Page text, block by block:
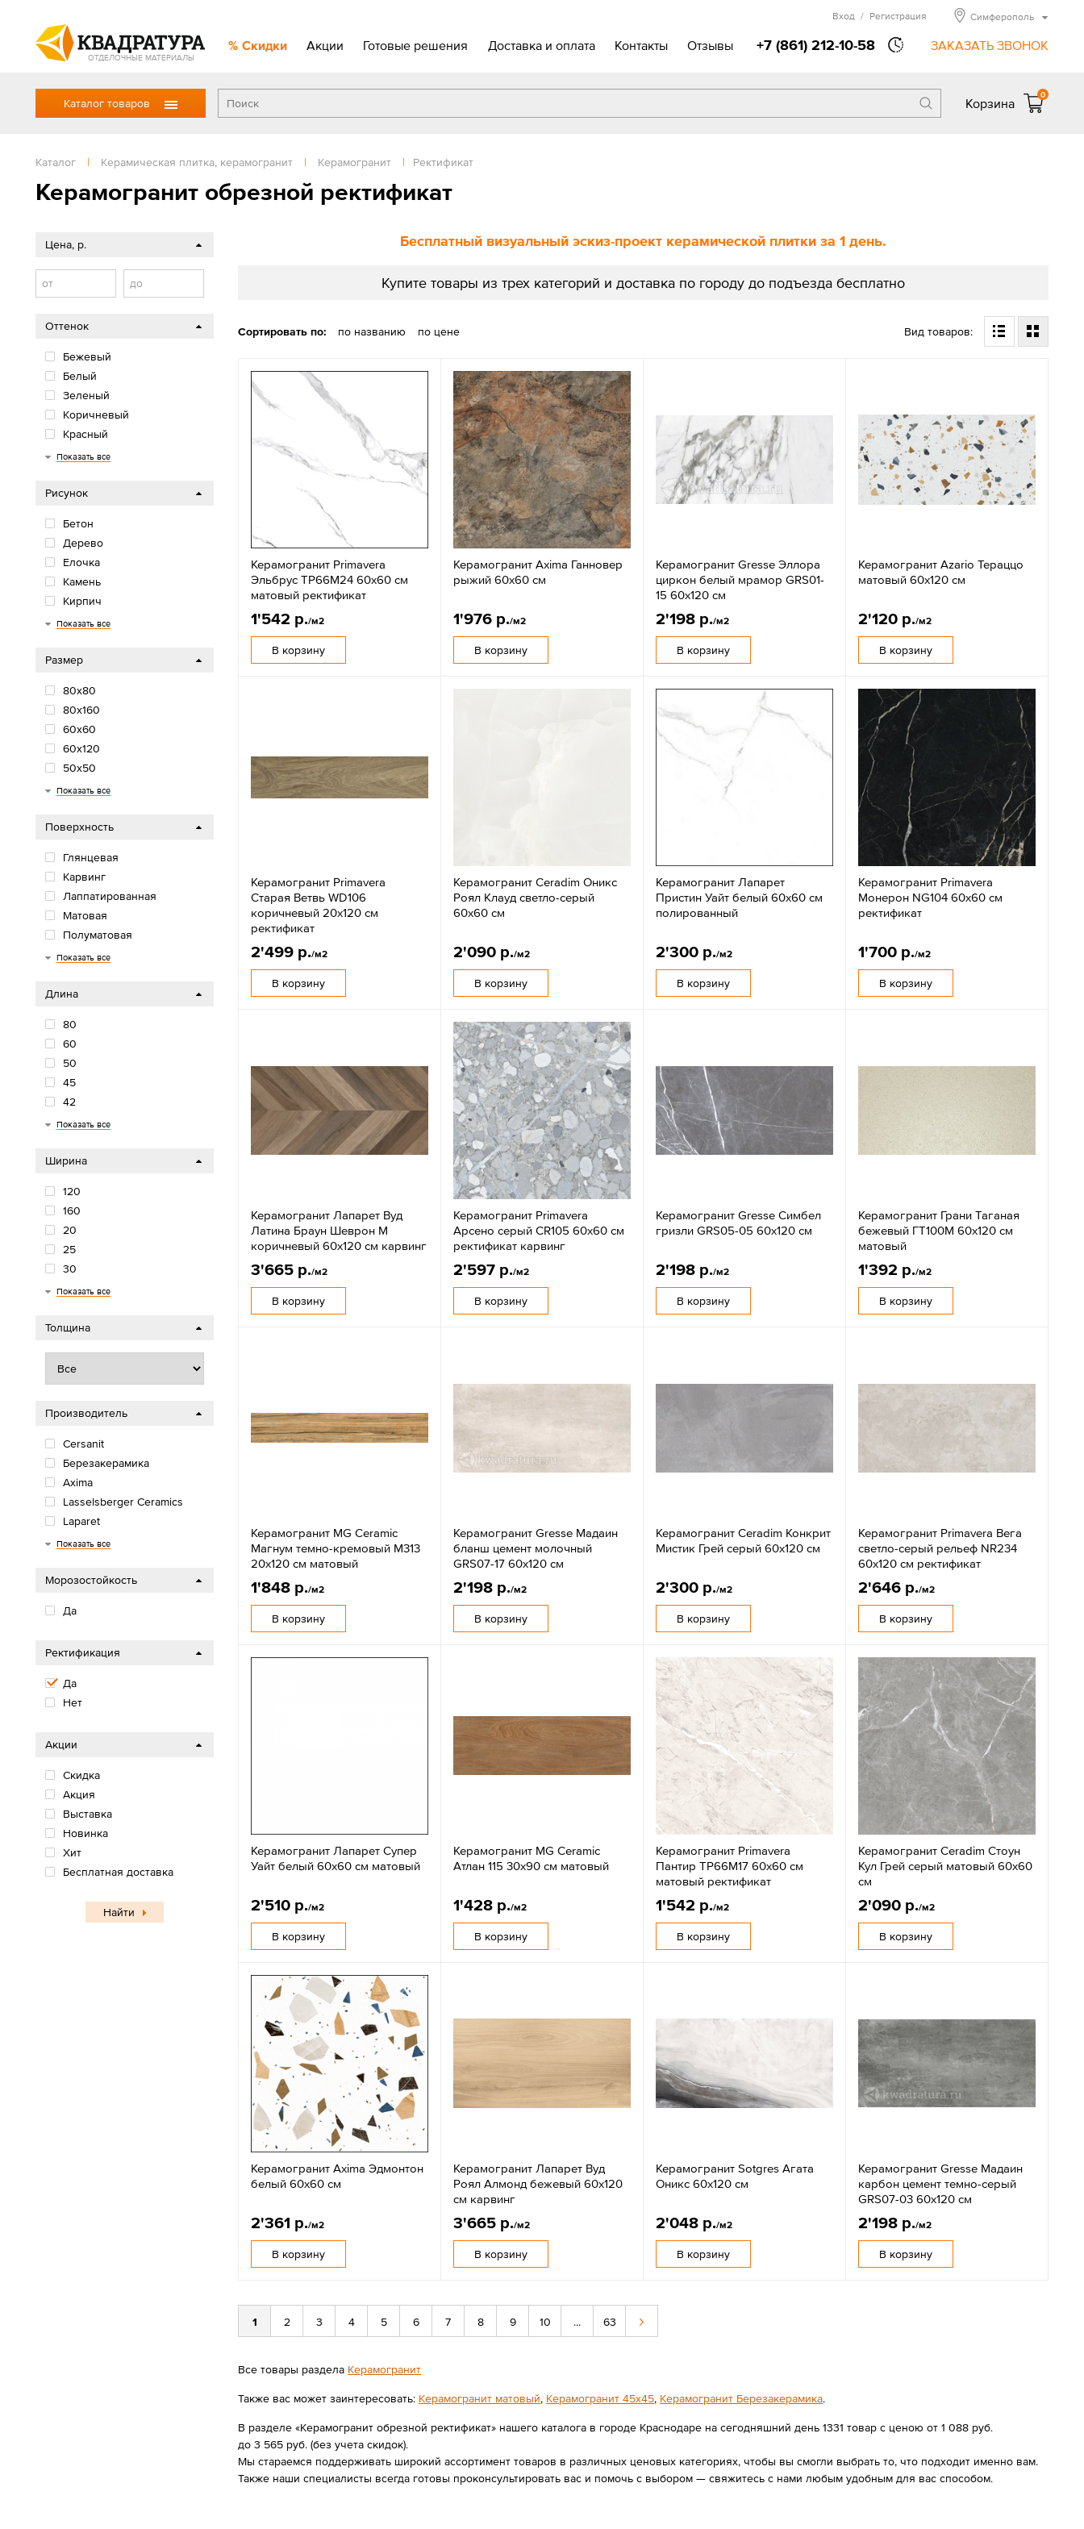
ОТДЕЛОЧНЫЕ МАТЕРИАЛЫ
Скидки Акции Готовые решения Доставка и оплата Контакты Отзывы +7 (861) 212-10-58 ЗАКАЗАТЬ ЗВОНОК
Вход / Регистрация Симферополь
Каталог товаров Корзина
0
Каталог | Керамическая плитка, керамогранит | Керамогранит | Ректификат
Керамогранит обрезной ректификат
Бесплатный визуальный эскиз-проект керамической плитки за 1 день.
Купите товары из трех категорий и доставка по городу до подъезда бесплатно
Сортировать по: по названию по цене Вид товаров:
Керамогранит Primavera
Эльбрус TP66M24 60х60 см
матовый ректификат
1'542 р./м2
В корзину
Керамогранит Axima Ганновер
рыжий 60x60 см
1'976 р./м2
В корзину
Керамогранит Gresse Эллора
циркон белый мрамор GRS01-
15 60х120 см
2'198 р./м2
В корзину
Керамогранит Azario Тераццо
матовый 60x120 см
2'120 р./м2
В корзину
Керамогранит Primavera
Старая Ветвь WD106
коричневый 20x120 см
ректификат
2'499 р./м2
В корзину
Керамогранит Ceradim Оникс
Роял Клауд светло-серый
60x60 см
2'090 р./м2
В корзину
Керамогранит Лапарет
Пристин Уайт белый 60x60 см
полированный
2'300 р./м2
В корзину
Керамогранит Primavera
Монерон NG104 60x60 см
ректификат
1'700 р./м2
В корзину
Керамогранит Лапарет Вуд
Латина Браун Шеврон М
коричневый 60x120 см карвинг
3'665 р./м2
В корзину
Керамогранит Primavera
Арсено серый CR105 60x60 см
ректификат карвинг
2'597 р./м2
В корзину
Керамогранит Gresse Симбел
гризли GRS05-05 60х120 см
2'198 р./м2
В корзину
Керамогранит Грани Таганая
бежевый ГТ100М 60х120 см
матовый
1'392 р./м2
В корзину
Керамогранит MG Ceramic
Магнум темно-кремовый М313
20x120 см матовый
1'848 р./м2
В корзину
Керамогранит Gresse Мадаин
бланш цемент молочный
GRS07-17 60х120 см
2'198 р./м2
В корзину
Керамогранит Ceradim Конкрит
Мистик Грей серый 60x120 см
2'300 р./м2
В корзину
Керамогранит Primavera Вега
светло-серый рельеф NR234
60x120 см ректификат
2'646 р./м2
В корзину
Керамогранит Лапарет Супер
Уайт белый 60x60 см матовый
2'510 р./м2
В корзину
Керамогранит MG Ceramic
Атлан 115 30x90 см матовый
1'428 р./м2
В корзину
Керамогранит Primavera
Пантир ТР66М17 60х60 см
матовый ректификат
1'542 р./м2
В корзину
Керамогранит Ceradim Стоун
Кул Грей серый матовый 60x60
см
2'090 р./м2
В корзину
Керамогранит Axima Эдмонтон
белый 60x60 см
2'361 р./м2
В корзину
Керамогранит Лапарет Вуд
Роял Алмонд бежевый 60x120
см карвинг
3'665 р./м2
В корзину
Керамогранит Sotgres Агата
Оникс 60x120 см
2'048 р./м2
В корзину
Керамогранит Gresse Мадаин
карбон цемент темно-серый
GRS07-03 60х120 см
2'198 р./м2
В корзину
1 2 3 4 5 6 7 8 9 10 ... 63
Все товары раздела Керамогранит
Также вас может заинтересовать: Керамогранит матовый, Керамогранит 45х45, Керамогранит Березакерамика.
В разделе «Керамогранит обрезной ректификат» нашего каталога в городе Краснодаре на сегодняшний день 1331 товар с ценою от 1 088 руб.
до 3 565 руб. (без учета скидок).
Мы стараемся поддерживать широкий ассортимент товаров в различных ценовых категориях, чтобы вы смогли выбрать то, что подходит именно вам.
Также наши специалисты всегда готовы проконсультировать вас и помочь с выбором — свяжитесь с нами любым удобным для вас способом.
Цена, р.
от до
Оттенок
Бежевый
Белый
Зеленый
Коричневый
Красный
Многоцветный
Оранжевый/желтый
Розовый/фиолетовый
Серый
Синий/голубой
Черный
Показать все
Рисунок
Бетон
Дерево
Елочка
Камень
Кирпич
Моноколор
Мрамор
Обои
Орнамент
Паркет
Терраццо
Травертин
Цветы
Цемент
Показать все
Размер
80х80
80x160
60х60
60х120
50х50
50x100
45х45
45x90
42х42
40х40
40x120
33х33
33x32
32x32
32x30
30х90
30х30
30x60
22х90
20х90
20х60
20х40
20х20
20х120
20x80
19x120
18х60
15х60
15x90
150x75
12x25
12,5х50
10х40
Показать все
Поверхность
Глянцевая
Карвинг
Лаппатированная
Матовая
Полуматовая
Сахарная
Структурная
Показать все
Длина
80
60
50
45
42
40
33
30
22
20
18
15
13
12
100
Показать все
Ширина
120
160
20
25
30
33
40
42
45
50
60
80
90
Показать все
Толщина
Производитель
Cersanit
Березакерамика
Axima
Lasselsberger Ceramics
Laparet
Gresse
Грани Таганая
Sotgres
Пиастрелла
Casaticeramica
Gracia Ceramica
Primavera
ZerdeTile
Azario
Dako
Ceradim
Artkera
Delacora
Alma Ceramica
MG Ceramic
New Trend
LCM
Global Tile
Arcadia Ceramica
ColiseumGres
Керамин
Показать все
Морозостойкость
Да
Ректификация
Да
Нет
Акции
Скидка
Акция
Выставка
Новинка
Хит
Бесплатная доставка
Найти